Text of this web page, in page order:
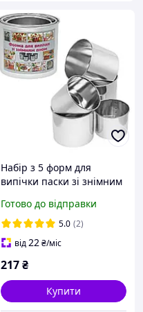
Набір з 5 форм для
випічки паски зі знімним
Готово до відправки
5.0 (2)
від22₴/міс
217₴
Купити